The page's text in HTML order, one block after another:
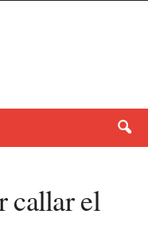
callar el